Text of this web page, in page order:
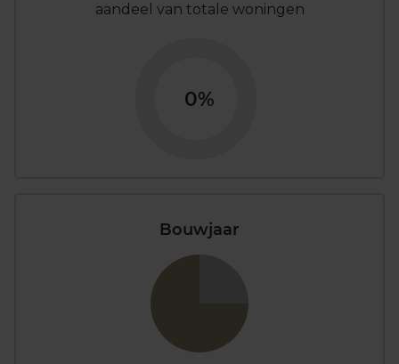
aandeel van totale woningen
0%
Bouwjaar